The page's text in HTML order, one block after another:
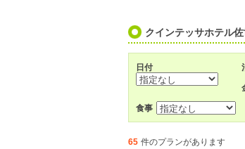
クインテッサホテル
日付
食事
65 件のプランがあります